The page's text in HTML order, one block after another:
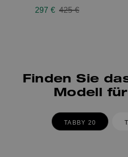
297 € Price reduced from
425 €
Finden Sie
Modell
TABBY 20